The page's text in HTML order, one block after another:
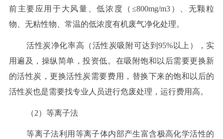
前主要应用于大风量、低浓度（≤800mg/m3）、无颗粒
物、无粘性物、常温的低浓度有机废气净化处理。
活性炭净化率高（活性炭吸附可达到95%以上），实
用遍及，操纵简单，投资低。在吸附饱和以后需要更换新
的活性炭，更换活性炭需要费用，替换下来的饱和以后的
活性炭也是需要找专业人员进行危废处理，运行费用高。
（2）等离子法
等离子法利用等离子体内部产生富含极高化学活性的